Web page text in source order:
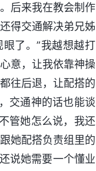
后来我在教会制作
得交通解决弟兄姊
了。”我越想越打
意，让我依靠神操
往后退，让配搭的
交通神的话也能谈
管她怎么说，我还
她配搭负责组里的
说她需要一个懂业